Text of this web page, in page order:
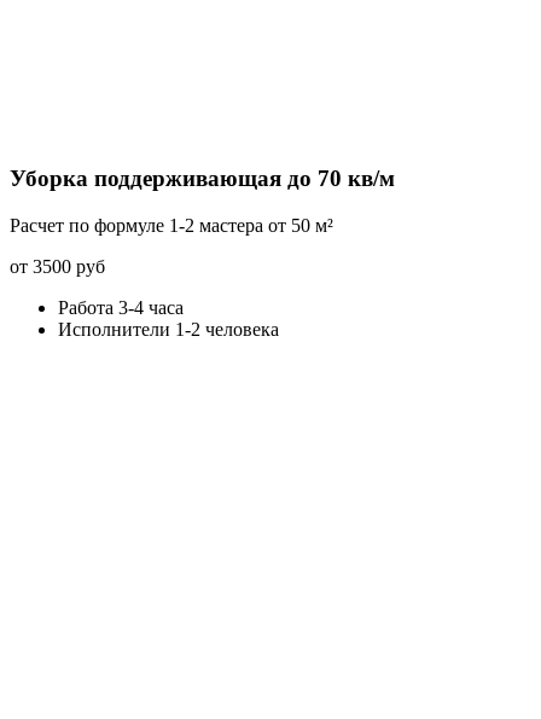
Уборка поддерживающая до 70 кв/м
Расчет по формуле 1-2 мастера от 50 м²
от 3500 руб
Работа 3-4 часа
Исполнители 1-2 человека